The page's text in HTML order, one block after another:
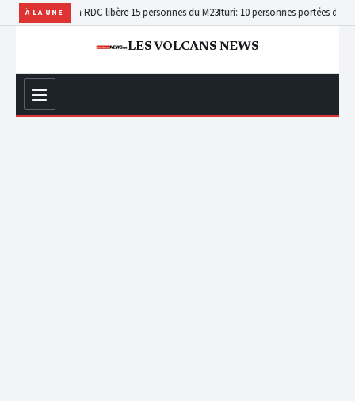
À LA UNE
: enfin, la RDC libère 15 personnes du M23Ituri: 10 personnes portées disparues
LES VOLCANS NEWS